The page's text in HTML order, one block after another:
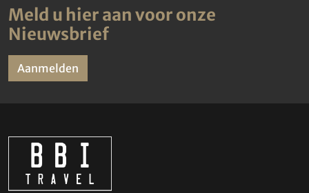
Meld u hier aan voor onze
Nieuwsbrief
Aanmelden